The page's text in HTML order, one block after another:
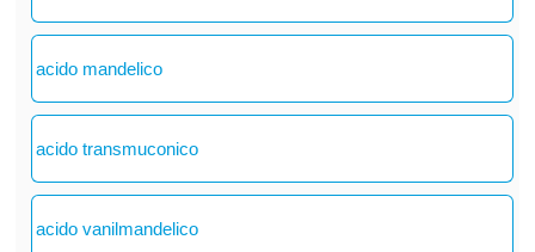
acido mandelico
acido transmuconico
acido vanilmandelico